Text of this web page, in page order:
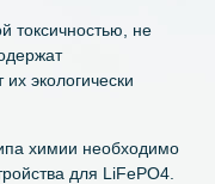
токсичностью, не
экологически
химии необходимо
для LiFePO4.